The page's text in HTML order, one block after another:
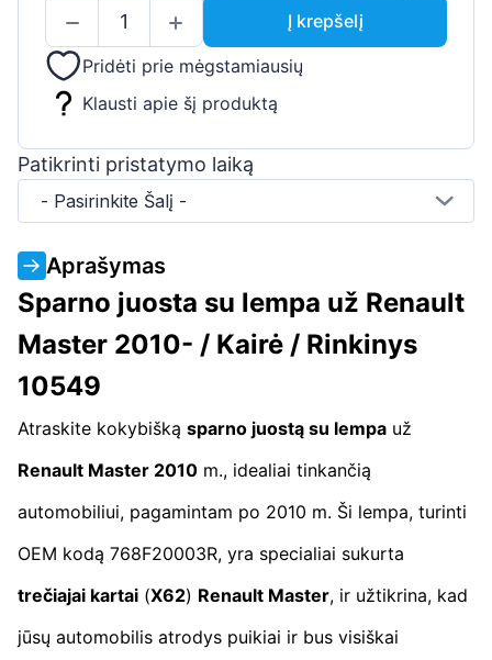
Į krepšelį
Pridėti prie mėgstamiausių
Klausti apie šį produktą
Patikrinti pristatymo laiką
- Pasirinkite Šalį -
Aprašymas
Sparno juosta su lempa už Renault
Master 2010- / Kairė / Rinkinys
10549
Atraskite kokybišką sparno juostą su lempa už
Renault Master 2010 m., idealiai tinkančią
automobiliui, pagamintam po 2010 m. Ši lempa, turinti
OEM kodą 768F20003R, yra specialiai sukurta
trečiajai kartai (X62) Renault Master, ir užtikrina, kad
jūsų automobilis atrodys puikiai ir bus visiškai